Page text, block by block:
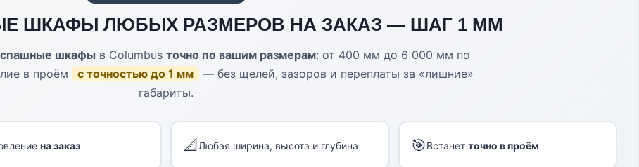
ШКАФЫ ЛЮБЫХ РАЗМЕРОВ НА ЗАКАЗ — ШАГ 1 ММ
шкафы в Columbus точно по вашим размерам: от 400 мм до 6 000 мм по
в проём
с точностью до 1 мм
— без щелей, зазоров и переплаты за «лишние»
габариты.
на заказ 📐 Любая ширина, высота и глубина 🎯Встанет точно в проём